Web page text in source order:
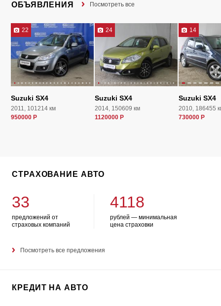
ОБЪЯВЛЕНИЯ Посмотреть все
22
Suzuki SX4
2011, 101214 км
950000 Р
24
Suzuki SX4
2014, 150609 км
1120000 Р
14
Suzuki SX4
2010, 186455
730000 Р
СТРАХОВАНИЕ АВТО
33
предложений от
страховых компаний
4118
рублей — минимальная
цена страховки
Посмотреть все предложения
КРЕДИТ НА АВТО